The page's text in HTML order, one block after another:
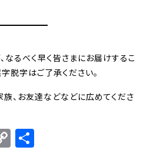
なるべく早く皆さまにお届けするこ
脱字はご了承ください。
、お友達などなどに広めてくださ
Copy